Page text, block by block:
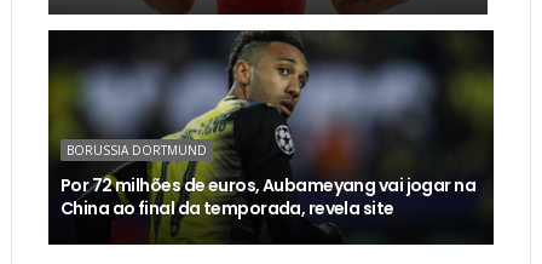
BORUSSIA DORTMUND
Por 72 milhões de euros, Aubameyang vai jogar na
China ao final da temporada, revela site